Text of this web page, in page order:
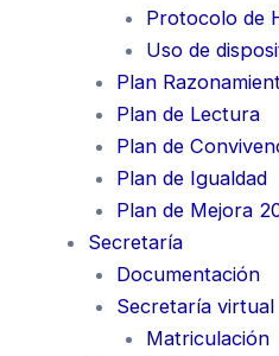
Protocolo de
Uso de
Plan
Plan de Lectura
Plan de
Plan de Igualdad
Plan de Mejora
Secretaría
Documentación
Secretaría virtual
Matriculación